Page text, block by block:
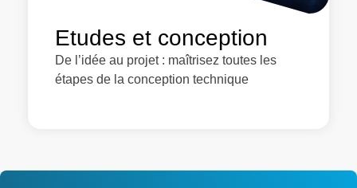
Etudes et conception
De l’idée au projet : maîtrisez toutes les
étapes de la conception technique